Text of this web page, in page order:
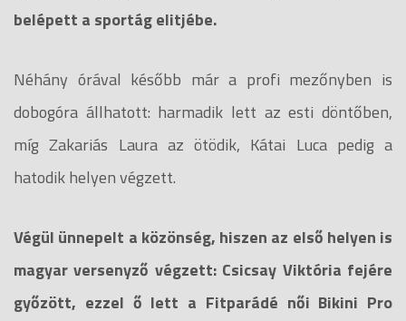
belépett a sportág elitjébe.
Néhány órával később már a profi mezőnyben is
dobogóra állhatott: harmadik lett az esti döntőben,
míg Zakariás Laura az ötödik, Kátai Luca pedig a
hatodik helyen végzett.
Végül ünnepelt a közönség, hiszen az első helyen is
magyar versenyző végzett: Csicsay Viktória fejére
győzött, ezzel ő lett a Fitparádé női Bikini Pro